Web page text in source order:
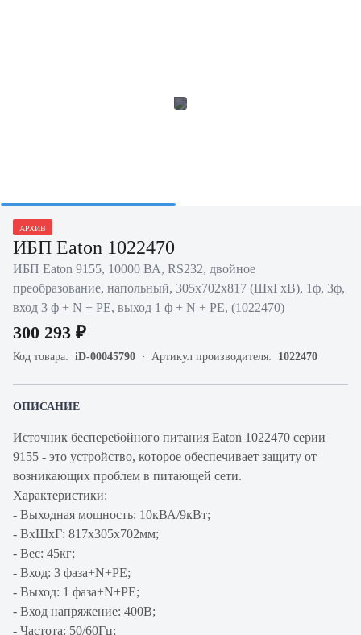
АРХИВ
ИБП Eaton 1022470
ИБП Eaton 9155, 10000 ВА, RS232, двойное
преобразование, напольный, 305х702х817 (ШхГхВ), 1ф, 3ф,
вход 3 ф + N + PE, выход 1 ф + N + PE, (1022470)
300 293 ₽
Код товара: iD-00045790 Артикул производителя: 1022470
ОПИСАНИЕ
Источник бесперебойного питания Eaton 1022470 серии
9155 - это устройство, которое обеспечивает защиту от
возникающих проблем в питающей сети.
Характеристики:
- Выходная мощность: 10кВА/9кВт;
- ВхШхГ: 817х305x702мм;
- Вес: 45кг;
- Вход: 3 фаза+N+PE;
- Выход: 1 фаза+N+PE;
- Вход напряжение: 400В;
- Частота: 50/60Гц;